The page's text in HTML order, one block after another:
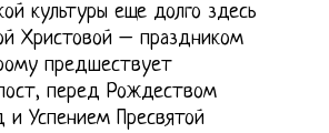
культуры еще долго здесь
Христовой – праздником
предшествует
перед Рождеством
Успением Пресвятой